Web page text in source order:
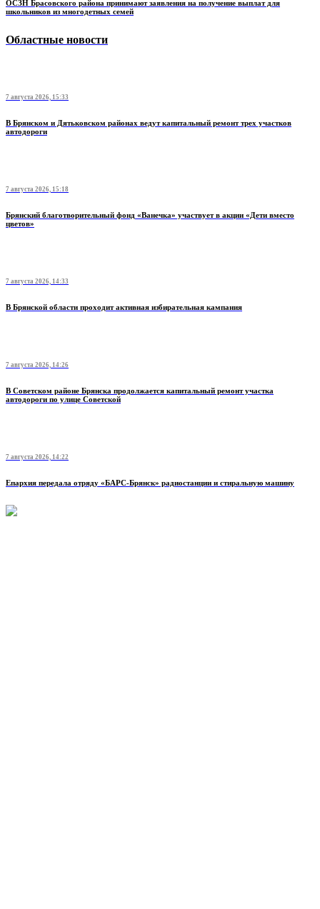
ОСЗН Брасовского района принимают заявления на получение выплат для
школьников из многодетных семей
Областные новости
7 августа 2026, 15:33
В Брянском и Дятьковском районах ведут капитальный ремонт трех участков
автодороги
7 августа 2026, 15:18
Брянский благотворительный фонд «Ванечка» участвует в акции «Дети вместо
цветов»
7 августа 2026, 14:33
В Брянской области проходит активная избирательная кампания
7 августа 2026, 14:26
В Советском районе Брянска продолжается капитальный ремонт участка
автодороги по улице Советской
7 августа 2026, 14:22
Епархия передала отряду «БАРС-Брянск» радиостанции и стиральную машину